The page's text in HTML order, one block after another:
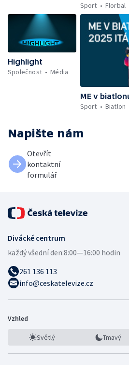
Sport
Florbal
Highlight
Společnost
Média
ME v
Sport
Biatlon
Napište nám
Otevřít
kontaktní
formulář
Divácké centrum
každý všední den:8:00—16:00 hodin
261 136 113
info@ceskatelevize.cz
Vzhled
Světlý Tmavý